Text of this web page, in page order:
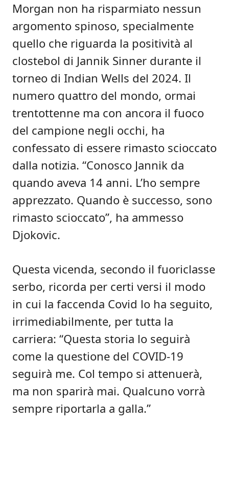
Morgan non ha risparmiato nessun
argomento spinoso, specialmente
quello che riguarda la positività al
clostebol di Jannik Sinner durante il
torneo di Indian Wells del 2024. Il
numero quattro del mondo, ormai
trentottenne ma con ancora il fuoco
del campione negli occhi, ha
confessato di essere rimasto scioccato
dalla notizia. “Conosco Jannik da
quando aveva 14 anni. L’ho sempre
apprezzato. Quando è successo, sono
rimasto scioccato”, ha ammesso
Djokovic.
Questa vicenda, secondo il fuoriclasse
serbo, ricorda per certi versi il modo
in cui la faccenda Covid lo ha seguito,
irrimediabilmente, per tutta la
carriera: “Questa storia lo seguirà
come la questione del COVID-19
seguirà me. Col tempo si attenuerà,
ma non sparirà mai. Qualcuno vorrà
sempre riportarla a galla.”